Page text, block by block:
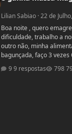
Lilian Sabiao·22 de
Boa noite , quero
dificuldade, trabalho a
outro não, minha
bagunçada, faço 3 vezes
semana, e final de
caminhada, precisava
9 respostas